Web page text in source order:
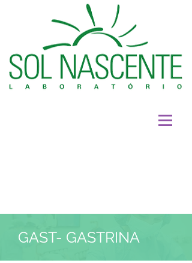
GAST- GASTRINA